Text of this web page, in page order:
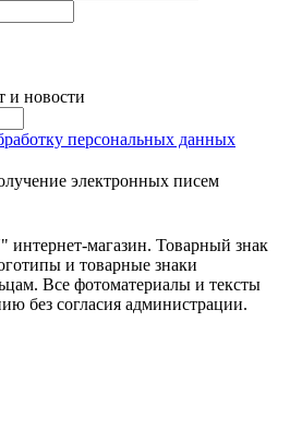
и новости
персональных данных
электронных писем
магазин. Товарный знак
и товарные знаки
Все фотоматериалы и тексты
без согласия администрации.